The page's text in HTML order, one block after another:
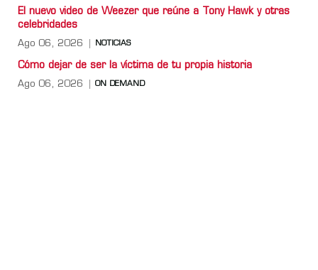
El nuevo video de Weezer que reúne a Tony Hawk y otras
celebridades
Ago 06, 2026 NOTICIAS
Cómo dejar de ser la víctima de tu propia historia
Ago 06, 2026 ON DEMAND